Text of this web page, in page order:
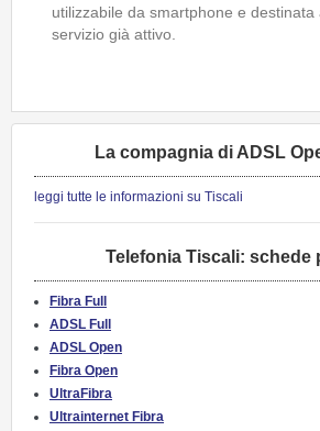
utilizzabile da smartphone e destinata
servizio già attivo.
La compagnia di ADSL
leggi tutte le informazioni su Tiscali
Telefonia Tiscali: schede
Fibra Full
ADSL Full
ADSL Open
Fibra Open
UltraFibra
Ultrainternet Fibra